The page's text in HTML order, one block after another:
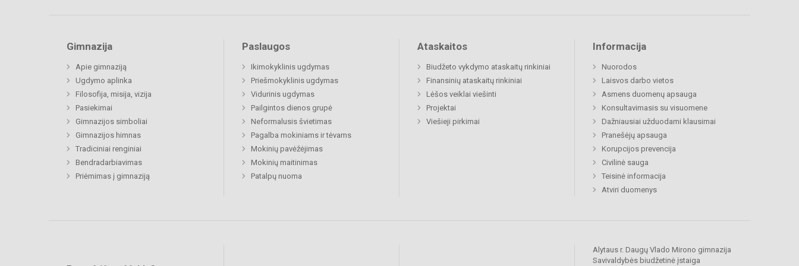
Gimnazija
Apie gimnaziją
Ugdymo aplinka
Filosofija, misija, vizija
Pasiekimai
Gimnazijos simboliai
Gimnazijos himnas
Tradiciniai renginiai
Bendradarbiavimas
Priėmimas į gimnaziją
Paslaugos
Ikimokyklinis ugdymas
Priešmokyklinis ugdymas
Vidurinis ugdymas
Pailgintos dienos grupė
Neformalusis švietimas
Pagalba mokiniams ir tėvams
Mokinių pavėžėjimas
Mokinių maitinimas
Patalpų nuoma
Ataskaitos
Biudžeto vykdymo ataskaitų rinkiniai
Finansinių ataskaitų rinkiniai
Lėšos veiklai viešinti
Projektai
Viešieji pirkimai
Informacija
Nuorodos
Laisvos darbo vietos
Asmens duomenų apsauga
Konsultavimasis su visuomene
Dažniausiai užduodami klausimai
Pranešėjų apsauga
Korupcijos prevencija
Civilinė sauga
Teisinė informacija
Atviri duomenys
Alytaus r. Daugų Vlado Mirono gimnazija
Savivaldybės biudžetinė įstaiga